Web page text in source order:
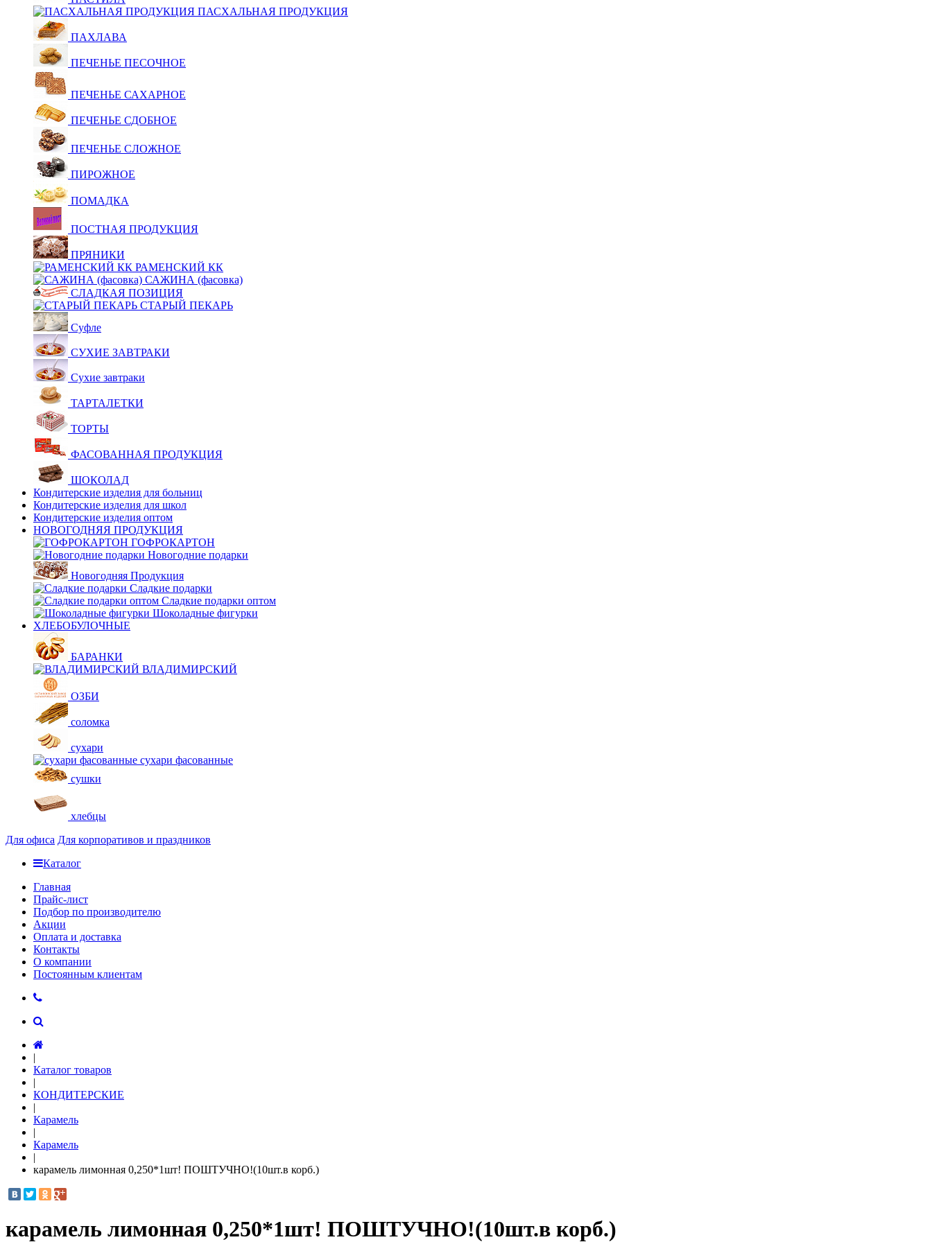
ПАСХАЛЬНАЯ ПРОДУКЦИЯ
ПАХЛАВА
ПЕЧЕНЬЕ ПЕСОЧНОЕ
ПЕЧЕНЬЕ САХАРНОЕ
ПЕЧЕНЬЕ СДОБНОЕ
ПЕЧЕНЬЕ СЛОЖНОЕ
ПИРОЖНОЕ
ПОМАДКА
ПОСТНАЯ ПРОДУКЦИЯ
ПРЯНИКИ
РАМЕНСКИЙ КК
САЖИНА (фасовка)
СЛАДКАЯ ПОЗИЦИЯ
СТАРЫЙ ПЕКАРЬ
Суфле
СУХИЕ ЗАВТРАКИ
Сухие завтраки
ТАРТАЛЕТКИ
ТОРТЫ
ФАСОВАННАЯ ПРОДУКЦИЯ
ШОКОЛАД
Кондитерские изделия для больниц
Кондитерские изделия для школ
Кондитерские изделия оптом
НОВОГОДНЯЯ ПРОДУКЦИЯ
ГОФРОКАРТОН
Новогодние подарки
Новогодняя Продукция
Сладкие подарки
Сладкие подарки оптом
Шоколадные фигурки
ХЛЕБОБУЛОЧНЫЕ
БАРАНКИ
ВЛАДИМИРСКИЙ
ОЗБИ
соломка
сухари
сухари фасованные
сушки
хлебцы
Для офиса Для корпоративов и праздников
Каталог
Главная
Прайс-лист
Подбор по производителю
Акции
Оплата и доставка
Контакты
О компании
Постоянным клиентам
|
Каталог товаров
|
КОНДИТЕРСКИЕ
|
Карамель
|
Карамель
|
карамель лимонная 0,250*1шт! ПОШТУЧНО!(10шт.в корб.)
карамель лимонная 0,250*1шт! ПОШТУЧНО!(10шт.в корб.)